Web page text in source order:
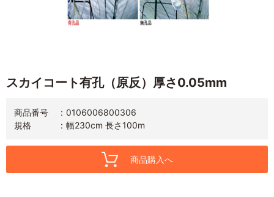
スカイコート有孔（原反）厚さ0.05mm
商品番号
0106006800306
規格
幅230cm 長さ100m
商品購入へ